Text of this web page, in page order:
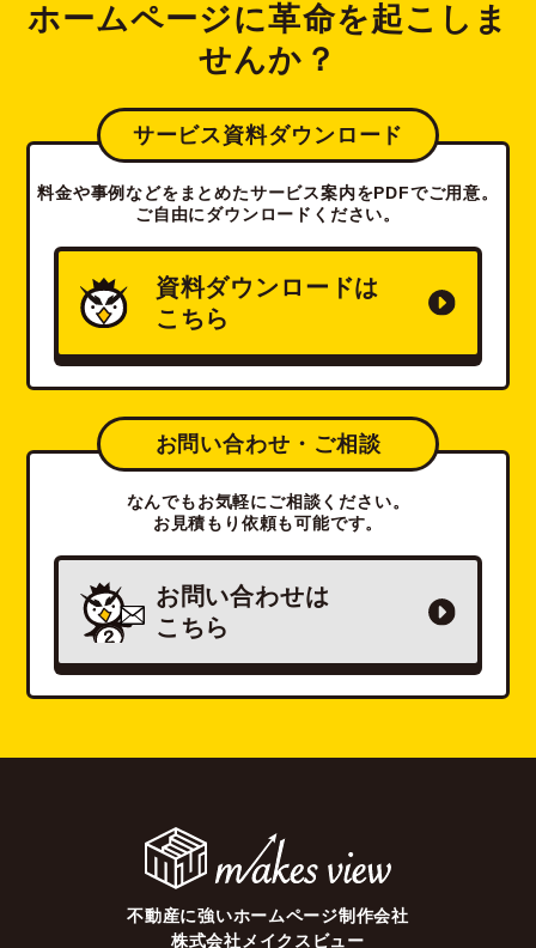
ホームページに革命を起こしま
せんか？
サービス資料ダウンロード
料金や事例などをまとめたサービス案内をPDFでご用意。
ご自由にダウンロードください。
資料ダウンロードは
こちら
お問い合わせ・ご相談
なんでもお気軽にご相談ください。
お見積もり依頼も可能です。
お問い合わせは
こちら
不動産に強いホームページ制作会社
株式会社メイクスビュー